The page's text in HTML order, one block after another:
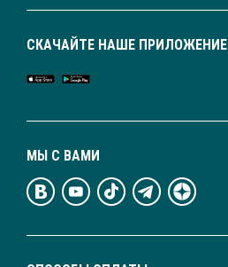
МЫ С ВАМИ
СКАЧАЙТЕ НАШЕ ПРИЛОЖЕНИЕ